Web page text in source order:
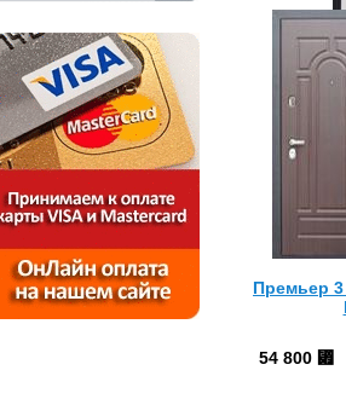
Премьер
54 800 ⃏